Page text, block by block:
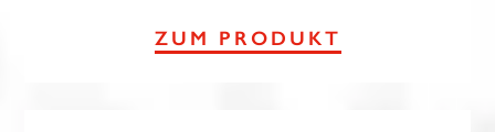
ZUM PRODUKT